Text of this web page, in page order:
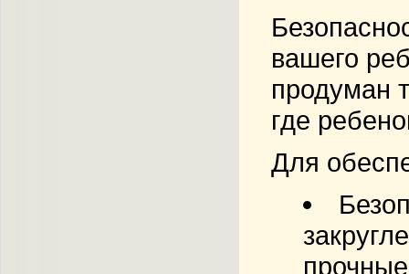
вашего
продуман
где
Для